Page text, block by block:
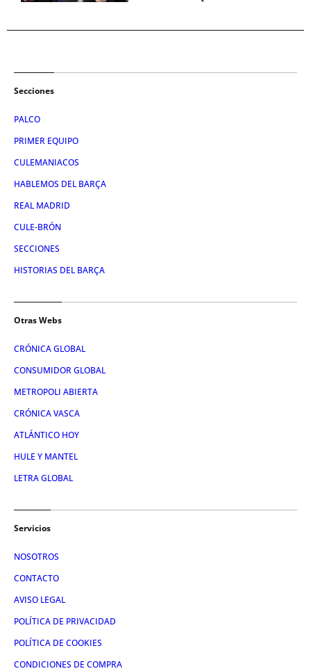
Secciones
PALCO
PRIMER EQUIPO
CULEMANIACOS
HABLEMOS DEL BARÇA
REAL MADRID
CULE-BRÓN
SECCIONES
HISTORIAS DEL BARÇA
Otras Webs
CRÓNICA GLOBAL
CONSUMIDOR GLOBAL
METROPOLI ABIERTA
CRÓNICA VASCA
ATLÁNTICO HOY
HULE Y MANTEL
LETRA GLOBAL
Servicios
NOSOTROS
CONTACTO
AVISO LEGAL
POLÍTICA DE PRIVACIDAD
POLÍTICA DE COOKIES
CONDICIONES DE COMPRA